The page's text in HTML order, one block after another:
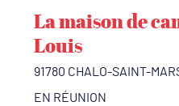
La maison de
Louis
91780 CHALO-SAINT-
EN RÉUNION